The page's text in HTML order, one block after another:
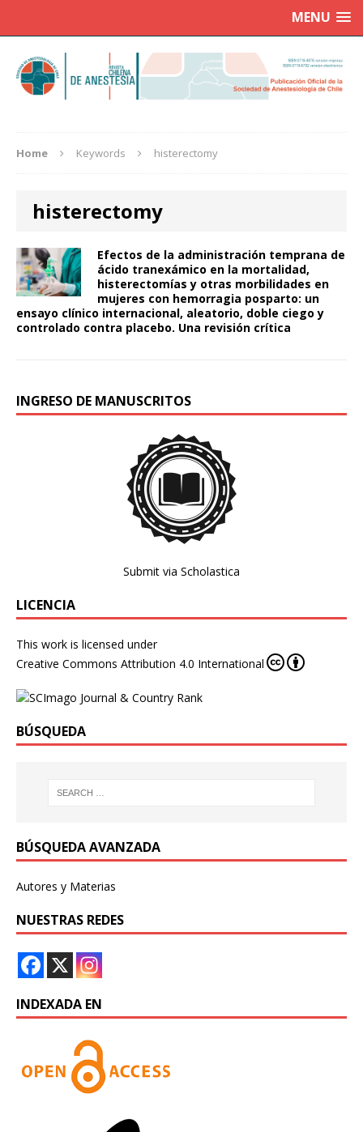
MENU
Home Keywords histerectomy
histerectomy
Efectos de la administración temprana de
ácido tranexámico en la mortalidad,
histerectomías y otras morbilidades en
mujeres con hemorragia posparto: un
ensayo clínico internacional, aleatorio, doble ciego y
controlado contra placebo. Una revisión crítica
INGRESO DE MANUSCRITOS
Submit via Scholastica
LICENCIA
This work is licensed under
Creative Commons Attribution 4.0 International
BÚSQUEDA
BÚSQUEDA AVANZADA
Autores y Materias
NUESTRAS REDES
INDEXADA EN